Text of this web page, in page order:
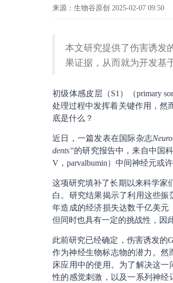
来源：生物谷原创 2025-02-07 09:50
本文研究提供了伤害诱发
果证据，从而就为开发基
初级体感皮层（S1）（primary
处理过程中发挥着关键作用，然
底是什么？
近日，一篇发表在国际杂志
dents”的研究报告中，来自中国
V，parvalbumin）中间神经元或
这项研究填补了长期以来科学家
白。研究结果揭示了利用这些
年造成的经济损失达数千亿美元
但同时也具有一定的挑战性，因
此前研究已经确定，伤害诱发的
作为神经生物标志物的潜力。然
床应用中的使用。为了解决这
性的感觉刺激，以及一系列神